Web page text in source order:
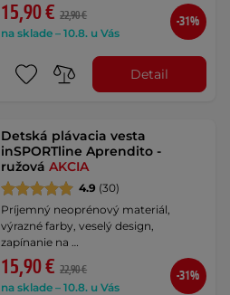
15,90 € 22,90 €
na sklade – 10.8. u Vás
-31%
Detail
Detská plávacia vesta
inSPORTline Aprendito -
ružováAKCIA
4.9 (30)
Príjemný neoprénový materiál,
výrazné farby, veselý design,
zapínanie na …
15,90 € 22,90 €
na sklade – 10.8. u Vás
-31%